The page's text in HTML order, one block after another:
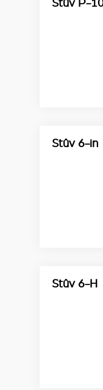
Stûv P-
Stûv 6-in
Stûv 6-H